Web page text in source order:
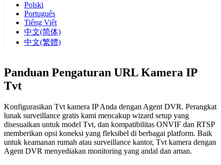
Polski
Português
Tiếng Việt
中文(简体)
中文(繁體)
Panduan Pengaturan URL Kamera IP
Tvt
Konfigurasikan Tvt kamera IP Anda dengan Agent DVR. Perangkat
lunak surveillance gratis kami mencakup wizard setup yang
disesuaikan untuk model Tvt, dan kompatibilitas ONVIF dan RTSP
memberikan opsi koneksi yang fleksibel di berbagai platform. Baik
untuk keamanan rumah atau surveillance kantor, Tvt kamera dengan
Agent DVR menyediakan monitoring yang andal dan aman.